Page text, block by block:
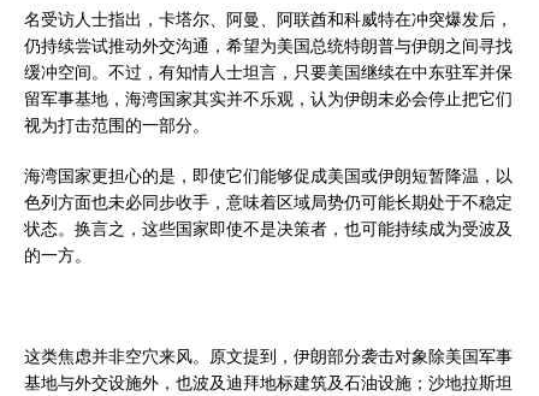
名受访人士指出，卡塔尔、阿曼、阿联酋和科威特在冲突爆发后，
仍持续尝试推动外交沟通，希望为美国总统特朗普与伊朗之间寻找
缓冲空间。不过，有知情人士坦言，只要美国继续在中东驻军并保
留军事基地，海湾国家其实并不乐观，认为伊朗未必会停止把它们
视为打击范围的一部分。
海湾国家更担心的是，即使它们能够促成美国或伊朗短暂降温，以
色列方面也未必同步收手，意味着区域局势仍可能长期处于不稳定
状态。换言之，这些国家即使不是决策者，也可能持续成为受波及
的一方。
这类焦虑并非空穴来风。原文提到，伊朗部分袭击对象除美国军事
基地与外交设施外，也波及迪拜地标建筑及石油设施；沙地拉斯坦